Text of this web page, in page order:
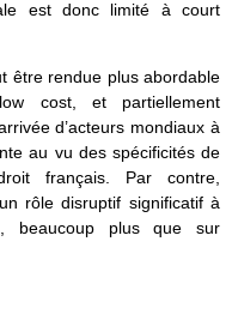
est donc limité à court
être rendue plus abordable
cost, et partiellement
d’acteurs mondiaux à
au vu des spécificités de
français. Par contre,
rôle disruptif significatif à
beaucoup plus que sur